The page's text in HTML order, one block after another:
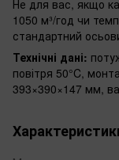
Не для вас, якщо
1050 м³/год чи
стандартний
Технічні дані:
повітря 50°C,
393×390×147 мм,